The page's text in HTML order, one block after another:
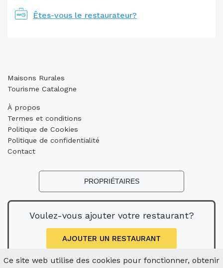
Êtes-vous le restaurateur?
Maisons Rurales
Tourisme Catalogne
À propos
Termes et conditions
Politique de Cookies
Politique de confidentialité
Contact
PROPRIÉTAIRES
Voulez-vous ajouter votre restaurant?
AJOUTER UN RESTAURANT
Ce site web utilise des cookies pour fonctionner, obtenir